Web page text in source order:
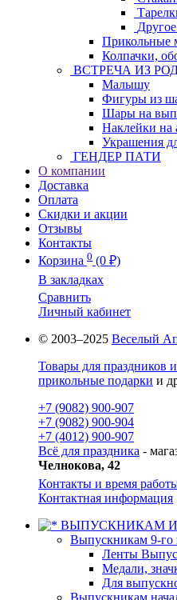
Прикольные
Колпачки,
ВСТРЕЧА ИЗ
Малышу
Фигуры из
Шары на
Наклейки на
Украшения
ГЕНДЕР ПАТИ
О компании
Доставка
Оплата
Скидки и акции
Отзывы
Контакты
Корзина 0 (0 ₽)
В закладках
Сравнить
Личный кабинет
© 2003–2025 Веселый
Товары для праздников
прикольные подарки и
+7 (9082) 900-907
+7 (9082) 900-904
+7 (4012) 900-907
Всё для праздника -
Челнокова, 42
Контакты и время
Контактная информация
ВЫПУСКНИКАМ
Выпускникам 9-го
Ленты
Медали,
Для
Выпускникам